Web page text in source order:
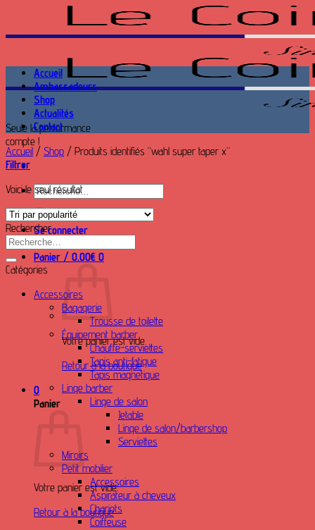
contenu
Seule la performance
compte !
Recherche
pour :
Se connecter
Panier / 0.00€ 0
Votre panier est vide.
Retour à la boutique
0
Panier
Votre panier est vide.
Retour à la boutique
Accueil
Ambassadeurs
Shop
Actualités
Contact
Accueil / Shop / Produits identifiés “wahl super taper x”
Filtrer
Voici le seul résultat
Rechercher
Recherche
pour :
Catégories
Accessoires
Bagagerie
Trousse de toilette
Équipement barber
Chauffe-serviettes
Tapis anti-fatigue
Tapis magnetique
Linge barber
Linge de salon
Jetable
Linge de salon/barbershop
Serviettes
Miroirs
Petit mobilier
Accessoires
Aspirateur à cheveux
Chariots
Coiffeuse